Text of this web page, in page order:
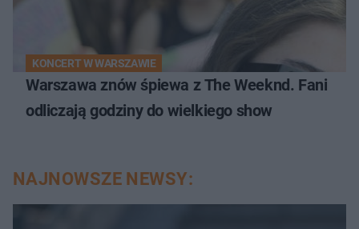
KONCERT W WARSZAWIE
Warszawa znów śpiewa z The Weeknd. Fani
odliczają godziny do wielkiego show
NAJNOWSZE NEWSY: